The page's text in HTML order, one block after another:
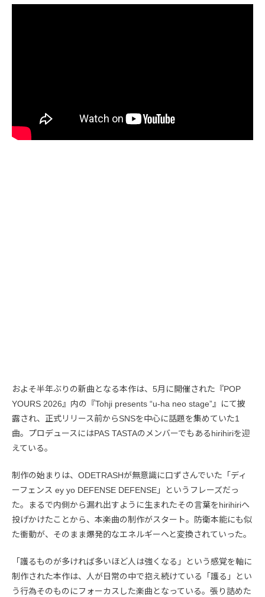
およそ半年ぶりの新曲となる本作は、5月に開催された『POP
YOURS 2026』内の『Tohji presents “u-ha neo stage”』にて披
露され、正式リリース前からSNSを中心に話題を集めていた1
曲。プロデュースにはPAS TASTAのメンバーでもあるhirihiriを迎
えている。
制作の始まりは、ODETRASHが無意識に口ずさんでいた「ディ
ーフェンス ey yo DEFENSE DEFENSE」というフレーズだっ
た。まるで内側から漏れ出すように生まれたその言葉をhirihiriへ
投げかけたことから、本楽曲の制作がスタート。防衛本能にも似
た衝動が、そのまま爆発的なエネルギーへと変換されていった。
「護るものが多ければ多いほど人は強くなる」という感覚を軸に
制作された本作は、人が日常の中で抱え続けている「護る」とい
う行為そのものにフォーカスした楽曲となっている。張り詰めた